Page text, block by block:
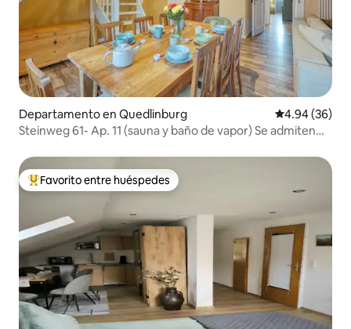
Departamento en Quedlinburg Calificación
4.94 (36)
Steinweg 61- Ap. 11 (sauna y baño de vapor) Se admiten
De los mejores en Favorito entre huéspedes
Favorito entre huéspedes